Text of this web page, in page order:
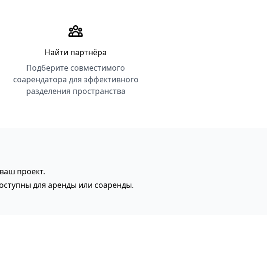
Найти партнёра
Подберите совместимого
соарендатора для эффективного
разделения пространства
проект.
для аренды или соаренды.